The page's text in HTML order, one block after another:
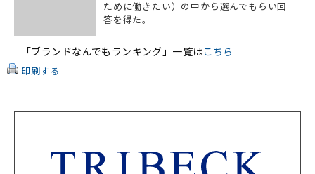
ために働きたい）の中から選んでもらい回
答を得た。
「ブランドなんでもランキング」一覧はこちら
印刷する